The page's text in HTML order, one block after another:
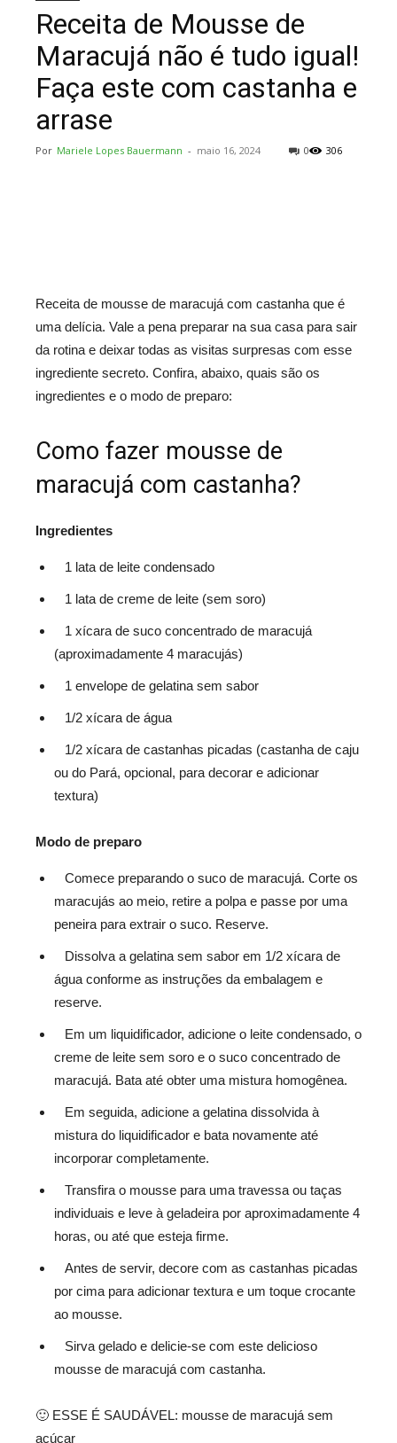
Receita de Mousse de
Maracujá não é tudo igual!
Faça este com castanha e
arrase
Por Mariele Lopes Bauermann - maio 16, 2024 306
0
Receita de mousse de maracujá com castanha que é
uma delícia. Vale a pena preparar na sua casa para sair
da rotina e deixar todas as visitas surpresas com esse
ingrediente secreto. Confira, abaixo, quais são os
ingredientes e o modo de preparo:
Como fazer mousse de
maracujá com castanha?
Ingredientes
1 lata de leite condensado
1 lata de creme de leite (sem soro)
1 xícara de suco concentrado de maracujá
(aproximadamente 4 maracujás)
1 envelope de gelatina sem sabor
1/2 xícara de água
1/2 xícara de castanhas picadas (castanha de caju
ou do Pará, opcional, para decorar e adicionar
textura)
Modo de preparo
Comece preparando o suco de maracujá. Corte os
maracujás ao meio, retire a polpa e passe por uma
peneira para extrair o suco. Reserve.
Dissolva a gelatina sem sabor em 1/2 xícara de
água conforme as instruções da embalagem e
reserve.
Em um liquidificador, adicione o leite condensado, o
creme de leite sem soro e o suco concentrado de
maracujá. Bata até obter uma mistura homogênea.
Em seguida, adicione a gelatina dissolvida à
mistura do liquidificador e bata novamente até
incorporar completamente.
Transfira o mousse para uma travessa ou taças
individuais e leve à geladeira por aproximadamente 4
horas, ou até que esteja firme.
Antes de servir, decore com as castanhas picadas
por cima para adicionar textura e um toque crocante
ao mousse.
Sirva gelado e delicie-se com este delicioso
mousse de maracujá com castanha.
🙂 ESSE É SAUDÁVEL: mousse de maracujá sem
açúcar